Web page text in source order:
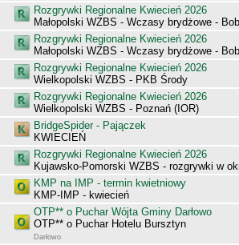
Rozgrywki Regionalne Kwiecień 2026
Małopolski WZBS - Wczasy brydżowe -
Rozgrywki Regionalne Kwiecień 2026
Małopolski WZBS - Wczasy brydżowe -
Rozgrywki Regionalne Kwiecień 2026
Wielkopolski WZBS - PKB Środy
Rozgrywki Regionalne Kwiecień 2026
Wielkopolski WZBS - Poznań (IOR)
BridgeSpider - Pajączek
KWIECIEŃ
Rozgrywki Regionalne Kwiecień 2026
Kujawsko-Pomorski WZBS - rozgrywki w
KMP na IMP - termin kwietniowy
KMP-IMP - kwiecień
OTP** o Puchar Wójta Gminy Darłowo
OTP** o Puchar Hotelu Bursztyn
Darłowo